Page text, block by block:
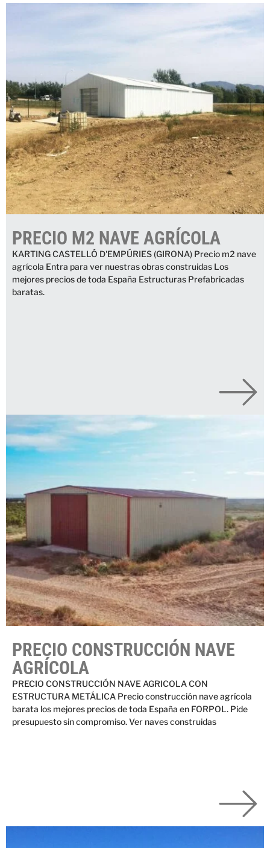
PRECIO M2 NAVE AGRÍCOLA
KARTING CASTELLÓ D'EMPÚRIES (GIRONA) Precio m2 nave
agrícola Entra para ver nuestras obras construidas Los
mejores precios de toda España Estructuras Prefabricadas
baratas.
PRECIO CONSTRUCCIÓN NAVE
AGRÍCOLA
PRECIO CONSTRUCCIÓN NAVE AGRICOLA CON
ESTRUCTURA METÁLICA Precio construcción nave agrícola
barata los mejores precios de toda España en FORPOL. Pide
presupuesto sin compromiso. Ver naves construidas